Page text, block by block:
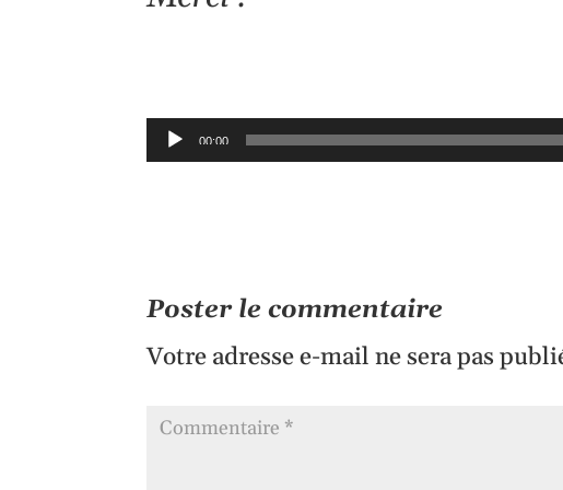
Lecteur
audio
00:00
Poster le commentaire
Votre adresse e-mail ne sera pas